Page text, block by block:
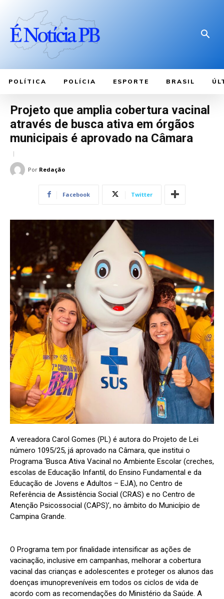
POLÍTICA POLÍCIA ESPORTE BRASIL
Projeto que amplia cobertura vacinal
através de busca ativa em órgãos
municipais é aprovado na Câmara
Por Redação
Facebook Twitter
A vereadora Carol Gomes (PL) é autora do Projeto de Lei
número 1095/25, já aprovado na Câmara, que institui o
Programa ‘Busca Ativa Vacinal no Ambiente Escolar (creches,
escolas de Educação Infantil, do Ensino Fundamental e da
Educação de Jovens e Adultos – EJA), no Centro de
Referência de Assistência Social (CRAS) e no Centro de
Atenção Psicossocial (CAPS)’, no âmbito do Município de
Campina Grande.
O Programa tem por finalidade intensificar as ações de
vacinação, inclusive em campanhas, melhorar a cobertura
vacinal das crianças e adolescentes e proteger os alunos das
doenças imunopreveníveis em todos os ciclos de vida de
acordo com as recomendações do Ministério da Saúde. A